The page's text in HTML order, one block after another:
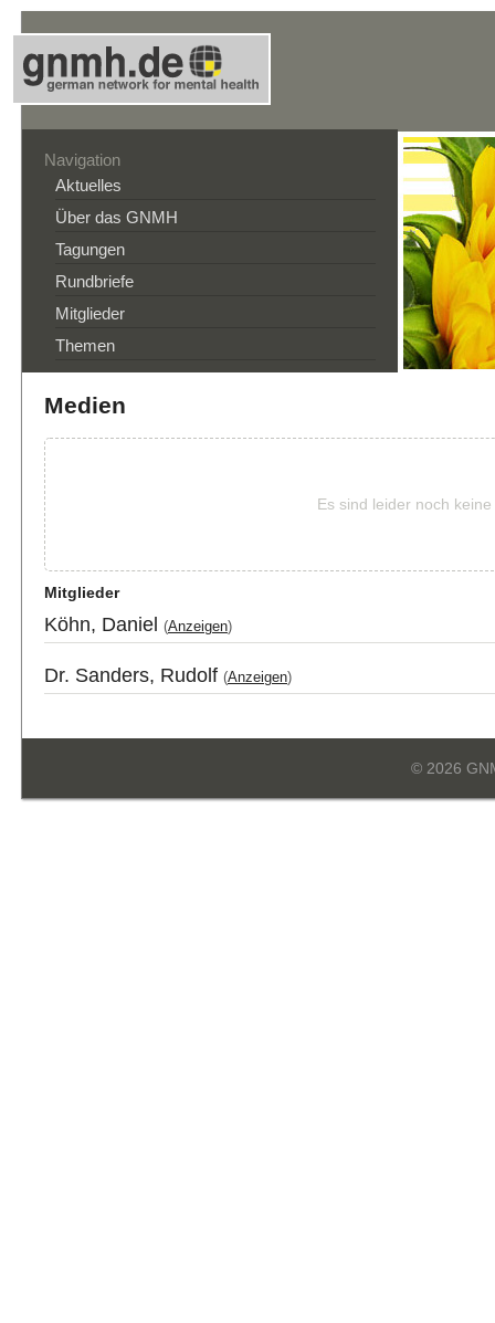
Navigation
Aktuelles
Über das GNMH
Tagungen
Rundbriefe
Mitglieder
Themen
Medien
Es sind leider noch
Mitglieder
Köhn, Daniel (Anzeigen)
Dr. Sanders, Rudolf (Anzeigen)
© 2026